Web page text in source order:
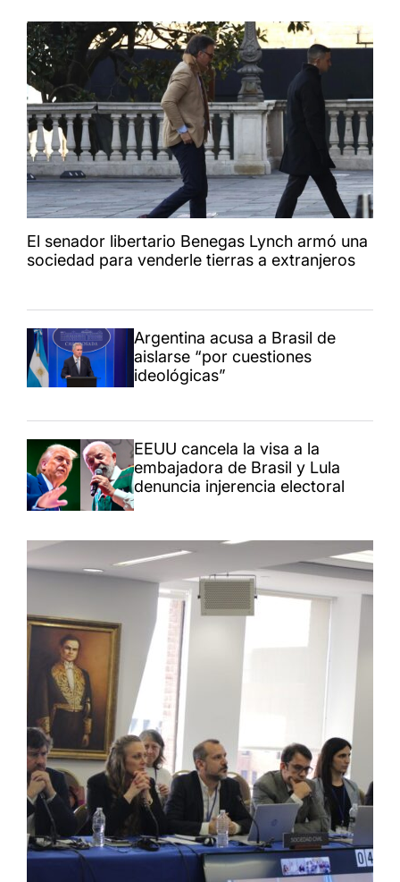
El senador libertario Benegas Lynch armó una
sociedad para venderle tierras a extranjeros
Argentina acusa a Brasil de
aislarse “por cuestiones
ideológicas”
EEUU cancela la visa a la
embajadora de Brasil y Lula
denuncia injerencia electoral